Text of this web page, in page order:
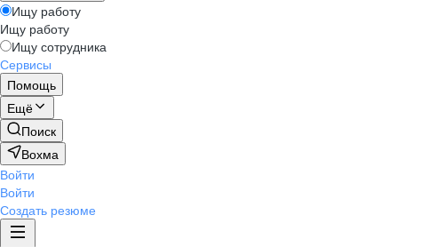
Ищу работу
Ищу работу
Ищу сотрудника
Сервисы
Помощь
Ещё
Поиск
Вохма
Войти
Войти
Создать резюме